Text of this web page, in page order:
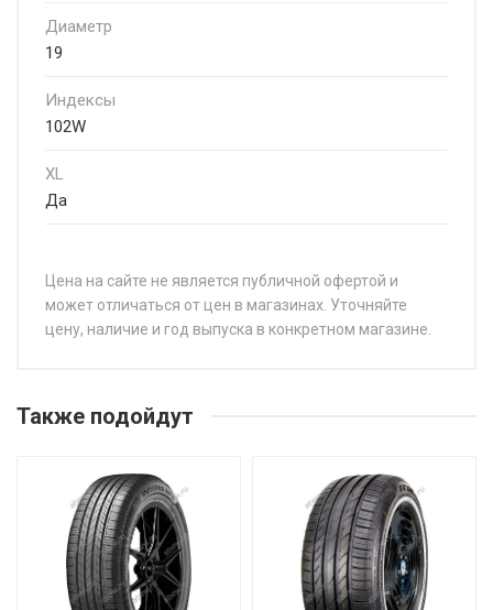
Диаметр
19
Индексы
102W
XL
Да
Цена на сайте не является публичной офертой и
может отличаться от цен в магазинах. Уточняйте
цену, наличие и год выпуска в конкретном магазине.
Sonix XSPORT S8 195/40R17 81W
Sonix XSPORT S8 195/45R17 85W
Sonix XSPORT S8 195/50R15 82V
Также подойдут